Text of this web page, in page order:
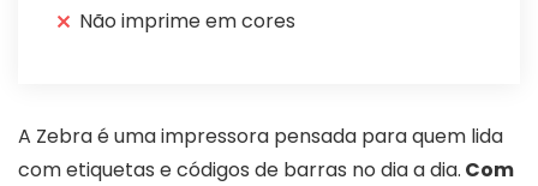
Não imprime em cores
A Zebra é uma impressora pensada para quem lida
com etiquetas e códigos de barras no dia a dia. Com